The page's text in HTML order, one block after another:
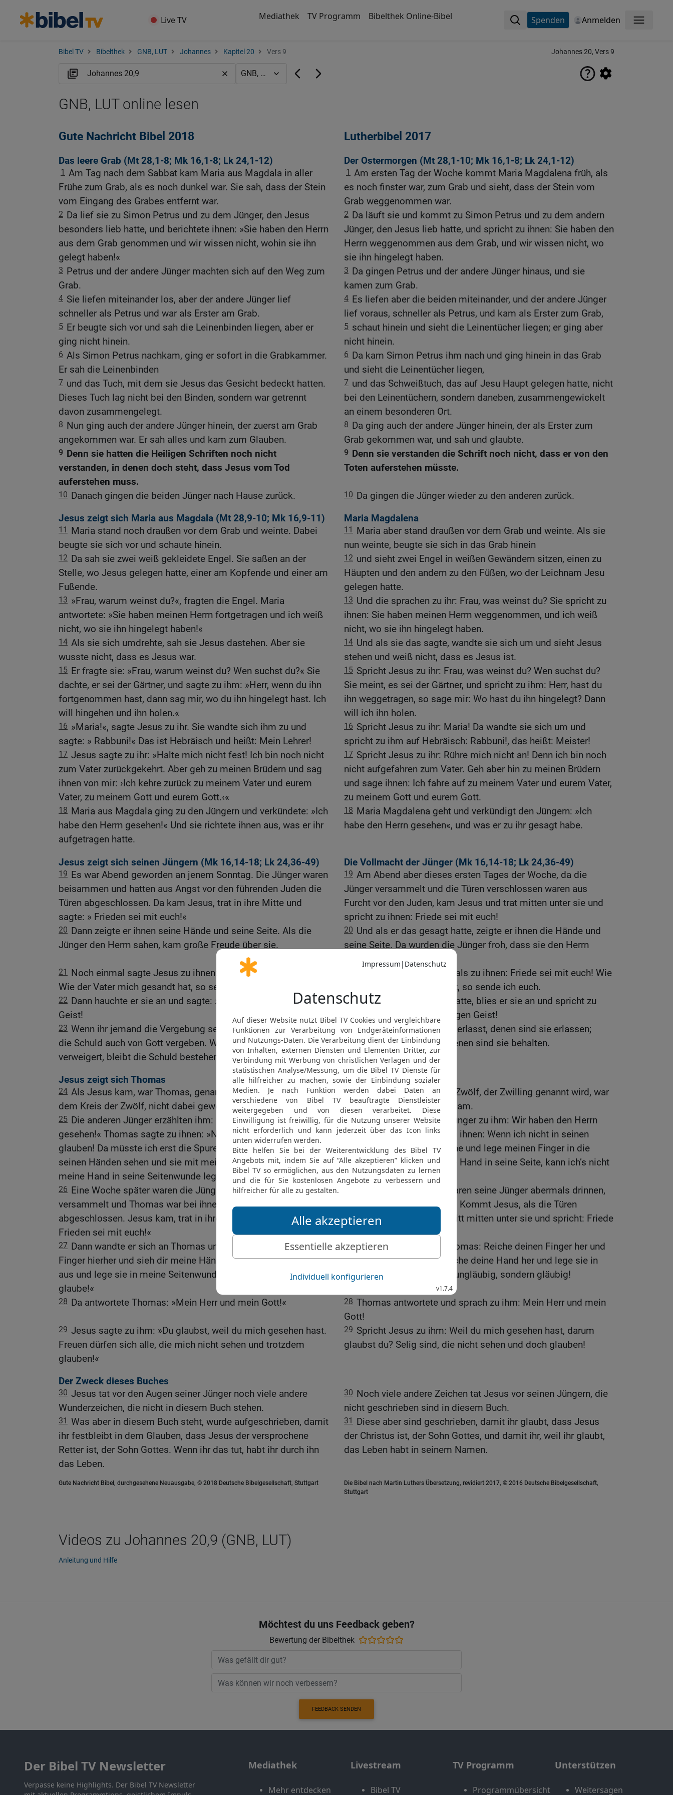
Live TV Mediathek TV Programm Bibelthek Online-Bibel Spenden Anmelden Menü
Bibel TV Bibelthek GNB, LUT Johannes Kapitel 20 Vers 9 Johannes 20, Vers 9
GNB, LUT online lesen
Gute Nachricht Bibel 2018
Das leere Grab (Mt 28,1-8; Mk 16,1-8; Lk 24,1-12)
1 Am Tag nach dem Sabbat kam Maria aus Magdala in aller
Frühe zum Grab, als es noch dunkel war. Sie sah, dass der Stein
vom Eingang des Grabes entfernt war.
2 Da lief sie zu Simon Petrus und zu dem Jünger, den Jesus
besonders lieb hatte, und berichtete ihnen: »Sie haben den Herrn
aus dem Grab genommen und wir wissen nicht, wohin sie ihn
gelegt haben!«
3 Petrus und der andere Jünger machten sich auf den Weg zum
Grab.
4 Sie liefen miteinander los, aber der andere Jünger lief
schneller als Petrus und war als Erster am Grab.
5 Er beugte sich vor und sah die Leinenbinden liegen, aber er
ging nicht hinein.
6 Als Simon Petrus nachkam, ging er sofort in die Grabkammer.
Er sah die Leinenbinden
7 und das Tuch, mit dem sie Jesus das Gesicht bedeckt hatten.
Dieses Tuch lag nicht bei den Binden, sondern war getrennt
davon zusammengelegt.
8 Nun ging auch der andere Jünger hinein, der zuerst am Grab
angekommen war. Er sah alles und kam zum Glauben.
9 Denn sie hatten die Heiligen Schriften noch nicht
verstanden, in denen doch steht, dass Jesus vom Tod
auferstehen muss.
10 Danach gingen die beiden Jünger nach Hause zurück.
Jesus zeigt sich Maria aus Magdala (Mt 28,9-10; Mk 16,9-11)
11
Maria stand noch draußen vor dem Grab und weinte. Dabei
beugte sie sich vor und schaute hinein.
12 Da sah sie zwei weiß gekleidete Engel. Sie saßen an der
Stelle, wo Jesus gelegen hatte, einer am Kopfende und einer am
Fußende.
13 »Frau, warum weinst du?«, fragten die Engel. Maria
antwortete: »Sie haben meinen Herrn fortgetragen und ich weiß
nicht, wo sie ihn hingelegt haben!«
14 Als sie sich umdrehte, sah sie Jesus dastehen. Aber sie
wusste nicht, dass es Jesus war.
15 Er fragte sie: »Frau, warum weinst du? Wen suchst du?« Sie
dachte, er sei der Gärtner, und sagte zu ihm: »Herr, wenn du ihn
fortgenommen hast, dann sag mir, wo du ihn hingelegt hast. Ich
will hingehen und ihn holen.«
16 »Maria!«, sagte Jesus zu ihr. Sie wandte sich ihm zu und
sagte: » Rabbuni!« Das ist Hebräisch und heißt: Mein Lehrer!
17 Jesus sagte zu ihr: »Halte mich nicht fest! Ich bin noch nicht
zum Vater zurückgekehrt. Aber geh zu meinen Brüdern und sag
ihnen von mir: ›Ich kehre zurück zu meinem Vater und eurem
Vater, zu meinem Gott und eurem Gott.‹«
18 Maria aus Magdala ging zu den Jüngern und verkündete: »Ich
habe den Herrn gesehen!« Und sie richtete ihnen aus, was er ihr
aufgetragen hatte.
Jesus zeigt sich seinen Jüngern (Mk 16,14-18; Lk 24,36-49)
19 Es war Abend geworden an jenem Sonntag. Die Jünger waren
beisammen und hatten aus Angst vor den führenden Juden die
Türen abgeschlossen. Da kam Jesus, trat in ihre Mitte und
sagte: » Frieden sei mit euch!«
20 Dann zeigte er ihnen seine Hände und seine Seite. Als die
Jünger den Herrn sahen, kam große Freude über sie.
21 Noch einmal sagte Jesus zu ihnen: »Frieden sei mit euch!
Wie der Vater mich gesandt hat, so sende ich nun euch.«
22 Dann hauchte er sie an und sagte: »Empfangt den Heiligen
Geist!
23 Wenn ihr jemand die Vergebung seiner Schuld zusprecht, ist
die Schuld auch von Gott vergeben. Wenn ihr die Vergebung
verweigert, bleibt die Schuld bestehen.«
Jesus zeigt sich Thomas
24 Als Jesus kam, war Thomas, genannt der Zwilling, einer aus
dem Kreis der Zwölf, nicht dabei gewesen.
25 Die anderen Jünger erzählten ihm: »Wir haben den Herrn
gesehen!« Thomas sagte zu ihnen: »Niemals werde ich das
glauben! Da müsste ich erst die Spuren von den Nägeln an
seinen Händen sehen und sie mit meinem Finger fühlen und
meine Hand in seine Seitenwunde legen – sonst nicht!«
26 Eine Woche später waren die Jünger wieder im Haus
versammelt und Thomas war bei ihnen. Die Türen waren
abgeschlossen. Jesus kam, trat in ihre Mitte und sagte: »
Frieden sei mit euch!«
27 Dann wandte er sich an Thomas und sagte: »Leg deinen
Finger hierher und sieh dir meine Hände an! Streck deine Hand
aus und lege sie in meine Seitenwunde! Hör auf zu zweifeln und
glaube!«
28 Da antwortete Thomas: »Mein Herr und mein Gott!«
29 Jesus sagte zu ihm: »Du glaubst, weil du mich gesehen hast.
Freuen dürfen sich alle, die mich nicht sehen und trotzdem
glauben!«
Der Zweck dieses Buches
30 Jesus tat vor den Augen seiner Jünger noch viele andere
Wunderzeichen, die nicht in diesem Buch stehen.
31 Was aber in diesem Buch steht, wurde aufgeschrieben, damit
ihr festbleibt in dem Glauben, dass Jesus der versprochene
Retter ist, der Sohn Gottes. Wenn ihr das tut, habt ihr durch ihn
das Leben.
Gute Nachricht Bibel, durchgesehene Neuausgabe, © 2018 Deutsche Bibelgesellschaft, Stuttgart
Lutherbibel 2017
Der Ostermorgen (Mt 28,1-10; Mk 16,1-8; Lk 24,1-12)
1 Am ersten Tag der Woche kommt Maria Magdalena früh, als
es noch finster war, zum Grab und sieht, dass der Stein vom
Grab weggenommen war.
2 Da läuft sie und kommt zu Simon Petrus und zu dem andern
Jünger, den Jesus lieb hatte, und spricht zu ihnen: Sie haben den
Herrn weggenommen aus dem Grab, und wir wissen nicht, wo
sie ihn hingelegt haben.
3 Da gingen Petrus und der andere Jünger hinaus, und sie
kamen zum Grab.
4 Es liefen aber die beiden miteinander, und der andere Jünger
lief voraus, schneller als Petrus, und kam als Erster zum Grab,
5 schaut hinein und sieht die Leinentücher liegen; er ging aber
nicht hinein.
6 Da kam Simon Petrus ihm nach und ging hinein in das Grab
und sieht die Leinentücher liegen,
7 und das Schweißtuch, das auf Jesu Haupt gelegen hatte, nicht
bei den Leinentüchern, sondern daneben, zusammengewickelt
an einem besonderen Ort.
8 Da ging auch der andere Jünger hinein, der als Erster zum
Grab gekommen war, und sah und glaubte.
9 Denn sie verstanden die Schrift noch nicht, dass er von den
Toten auferstehen müsste.
10 Da gingen die Jünger wieder zu den anderen zurück.
Maria Magdalena
11
Maria aber stand draußen vor dem Grab und weinte. Als sie
nun weinte, beugte sie sich in das Grab hinein
12 und sieht zwei Engel in weißen Gewändern sitzen, einen zu
Häupten und den andern zu den Füßen, wo der Leichnam Jesu
gelegen hatte.
13 Und die sprachen zu ihr: Frau, was weinst du? Sie spricht zu
ihnen: Sie haben meinen Herrn weggenommen, und ich weiß
nicht, wo sie ihn hingelegt haben.
14 Und als sie das sagte, wandte sie sich um und sieht Jesus
stehen und weiß nicht, dass es Jesus ist.
15 Spricht Jesus zu ihr: Frau, was weinst du? Wen suchst du?
Sie meint, es sei der Gärtner, und spricht zu ihm: Herr, hast du
ihn weggetragen, so sage mir: Wo hast du ihn hingelegt? Dann
will ich ihn holen.
16 Spricht Jesus zu ihr: Maria! Da wandte sie sich um und
spricht zu ihm auf Hebräisch: Rabbuni!, das heißt: Meister!
17 Spricht Jesus zu ihr: Rühre mich nicht an! Denn ich bin noch
nicht aufgefahren zum Vater. Geh aber hin zu meinen Brüdern
und sage ihnen: Ich fahre auf zu meinem Vater und eurem Vater,
zu meinem Gott und eurem Gott.
18 Maria Magdalena geht und verkündigt den Jüngern: »Ich
habe den Herrn gesehen«, und was er zu ihr gesagt habe.
Die Vollmacht der Jünger (Mk 16,14-18; Lk 24,36-49)
19 Am Abend aber dieses ersten Tages der Woche, da die
Jünger versammelt und die Türen verschlossen waren aus
Furcht vor den Juden, kam Jesus und trat mitten unter sie und
spricht zu ihnen: Friede sei mit euch!
20 Und als er das gesagt hatte, zeigte er ihnen die Hände und
seine Seite. Da wurden die Jünger froh, dass sie den Herrn
Da sprach Jesus abermals zu ihnen: Friede sei mit euch! Wie
mich der Vater gesandt hat, so sende ich euch.
22 Und als er das gesagt hatte, blies er sie an und spricht zu
ihnen: Nehmt hin den Heiligen Geist!
23
Welchen ihr die Sünden erlasst, denen sind sie erlassen;
welchen ihr sie behaltet, denen sind sie behalten.
Thomas
24 Thomas aber, einer der Zwölf, der Zwilling genannt wird, war
nicht bei ihnen, als Jesus kam.
25 Da sagten die andern Jünger zu ihm: Wir haben den Herrn
gesehen. Er aber sprach zu ihnen: Wenn ich nicht in seinen
Händen die Nägelmale sehe und lege meinen Finger in die
Nägelmale und lege meine Hand in seine Seite, kann ich’s nicht
glauben.
Und nach acht Tagen waren seine Jünger abermals drinnen,
und Thomas war bei ihnen. Kommt Jesus, als die Türen
verschlossen waren, und tritt mitten unter sie und spricht: Friede
sei mit euch!
27 Danach spricht er zu Thomas: Reiche deinen Finger her und
sieh meine Hände, und reiche deine Hand her und lege sie in
meine Seite, und sei nicht ungläubig, sondern gläubig!
28 Thomas antwortete und sprach zu ihm: Mein Herr und mein
Gott!
29 Spricht Jesus zu ihm: Weil du mich gesehen hast, darum
glaubst du? Selig sind, die nicht sehen und doch glauben!
30 Noch viele andere Zeichen tat Jesus vor seinen Jüngern, die
nicht geschrieben sind in diesem Buch.
31 Diese aber sind geschrieben, damit ihr glaubt, dass Jesus
der Christus ist, der Sohn Gottes, und damit ihr, weil ihr glaubt,
das Leben habt in seinem Namen.
Die Bibel nach Martin Luthers Übersetzung, revidiert 2017, © 2016 Deutsche Bibelgesellschaft,
Stuttgart
Videos zu Johannes 20,9 (GNB, LUT)
Anleitung und Hilfe
Möchtest du uns Feedback geben?
Bewertung der Bibelthek
FEEDBACK SENDEN
Der Bibel TV Newsletter
Verpasse keine Highlights. Der Bibel TV Newsletter
Mediathek
Mehr entdecken
Livestream
Bibel TV
TV Programm
Programmübersicht
Unterstützen
Weitersagen